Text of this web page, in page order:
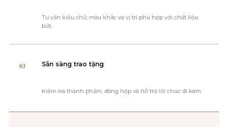
Tư vấn kiểu chữ, màu khắc và vị trí phù hợp với chất liệu
bút.
03 Sẵn sàng trao tặng
Kiểm tra thành phẩm, đóng hộp và hỗ trợ lời chúc đi kèm.